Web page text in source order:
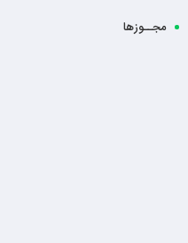
مجــوزها